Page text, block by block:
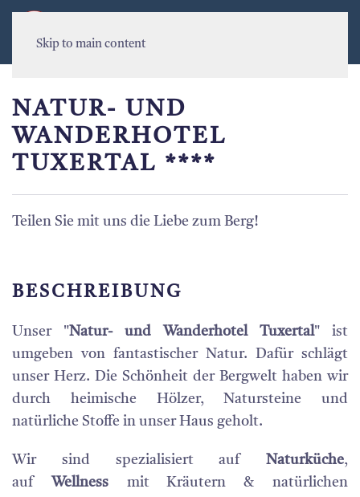
Skip to main content
NATUR- UND
WANDERHOTEL
TUXERTAL ****
Teilen Sie mit uns die Liebe zum Berg!
BESCHREIBUNG
Unser "Natur- und Wanderhotel Tuxertal" ist
umgeben von fantastischer Natur. Dafür schlägt
unser Herz. Die Schönheit der Bergwelt haben wir
durch heimische Hölzer, Natursteine und
natürliche Stoffe in unser Haus geholt.
Wir sind spezialisiert auf Naturküche,
auf Wellness mit Kräutern & natürlichen